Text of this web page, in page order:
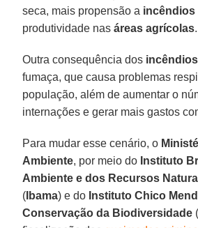
seca, mais propensão a incêndios
produtividade nasáreas agrícolas.
Outra consequência dos incêndios
fumaça, que causa problemas
população, além de aumentar o
internações e gerar mais gastos
Para mudar esse cenário, o
Ambiente, por meio do Instituto
Ambiente e dos Recursos
( Ibama) e do Instituto Chico
Conservação da Biodiversidade (